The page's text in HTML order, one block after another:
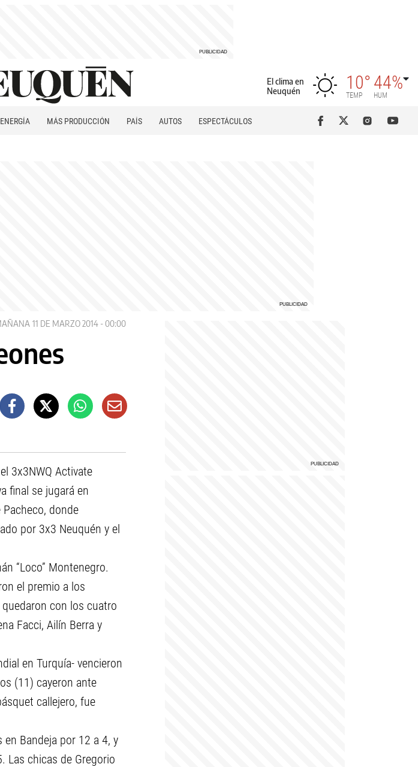
El clima en
Neuquén
10°
TEMP
44%
HUM
MÁS PRODUCCIÓN PAÍS AUTOS
ESPECTÁCULOS
11 DE MARZO 2014 - 00:00
3x3NWQ Activate
final se jugará en
donde
por 3x3 Neuquén y el
“Loco” Montenegro.
el premio a los
con los cuatro
Facci, Ailín Berra y
en Turquía- vencieron
(11) cayeron ante
callejero, fue
en Bandeja por 12 a 4, y
Las chicas de Gregorio